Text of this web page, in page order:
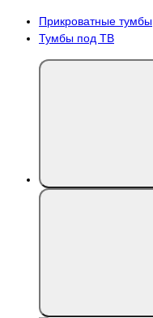
Прикроватные тумбы
Тумбы под ТВ